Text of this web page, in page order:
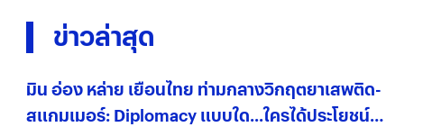
ข่าวล่าสุด
มิน อ่อง หล่าย เยือนไทย ท่ามกลางวิกฤตยาเสพติด-
สแกมเมอร์: Diplomacy แบบใด...ใครได้ประโยชน์